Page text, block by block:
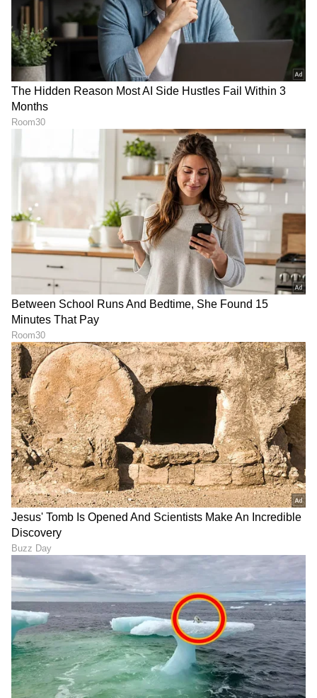
1967ರ ನವೆಂಬರ್ 4ರಂದು ಆರಂಭವಾದ ಕನ್ನಡಪ್ರಭ ಕನ್ನಡ
ಪತ್ರಿಕೋದ್ಯಮದಲ್ಲಿಯೇ ವಿಶೇಷ ಛಾಪು ಮೂಡಿಸಿದ ಕನ್ನಡ ದಿನ
ಪತ್ರಿಕೆ. ದೇಶ, ವಿದೇಶ, ವಾಣಿಜ್ಯ, ಕ್ರೀಡೆ, ಮನೋರಂಜನೆ ಸೇರಿ
ವೈವಿಧ್ಯಮಯ ಸುದ್ದಿಗಳ ಹೂರಣ ಹೊತ್ತು ತರುವ ಕನ್ನಡಪ್ರಭ,
ಕನ್ನಡಿಗರ ಅಸ್ಮಿತೆಯ ಸಂಕೇತ. ಸದಾ ಕರುನಾಡು, ನುಡಿ, ಸಂಸ್ಕೃತಿ
ಪರ ಧ್ವನಿ ಎತ್ತುವ ಕನ್ನಡಪ್ರಭ ದಿನ ಪತ್ರಿಕೆಯಲ್ಲಿ ಪ್ರಕಟಗೊಳ್ಳುವ
ಸುದ್ದಿಗಳು ಸುವರ್ಣ ನ್ಯೂಸ್ ವೆಬ್‌ಸೈಟಲ್ಲೂ ಲಭ್ಯ.
ಉತ್ತರ ಕನ್ನಡ
DOWNLOAD APP
RECOMMENDED STORIES
ರಾಹುಲ್, ಗಿಲ್, ಜೈಸ್ವಾಲ್‌ಗೆ
ಸ್ಪೆಷಲ್ ಟಾಸ್ಕ್ ಕೊಟ್ಟ ಗೌತಮ್
ಗಂಭೀರ್!
SIR: ಬೆಂಗಳೂರಿನಲ್ಲಿ 50 ಲಕ್ಷ
ವೋಟರ್ ಐಡಿ ಕಟ್?! ನಿಮ್ಮ
ಹೆಸರೂ ಲಿಸ್ಟ್‌ನಲ್ಲಿದೆಯಾ ಎಂದು
ಹೀಗೆ ಚೆಕ್ ಮಾಡಿ!